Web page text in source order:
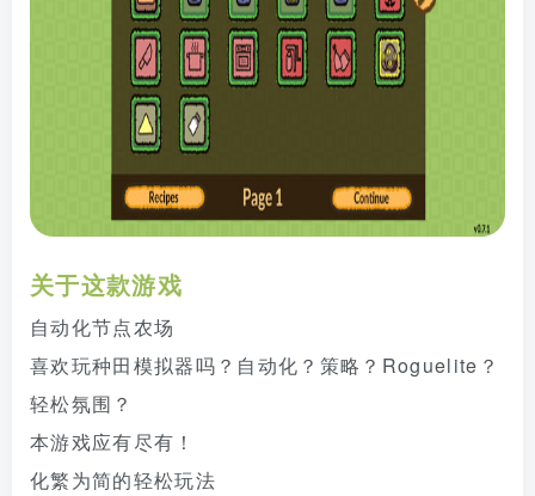
关于这款游戏
自动化节点农场
喜欢玩种田模拟器吗？自动化？策略？Roguelite？
轻松氛围？
本游戏应有尽有！
化繁为简的轻松玩法